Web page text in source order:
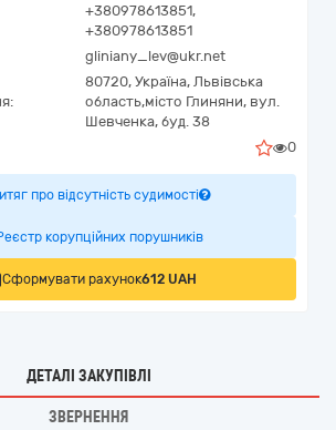
+380978613851,
+380978613851
gliniany_lev@ukr.net
80720, Україна, Львівська
область,місто Глиняни, вул.
Шевченка, буд. 38
0
про відсутність судимості
корупційних порушників
Сформувати рахунок612 UAH
ДЕТАЛІ ЗАКУПІВЛІ
ЗВЕРНЕННЯ